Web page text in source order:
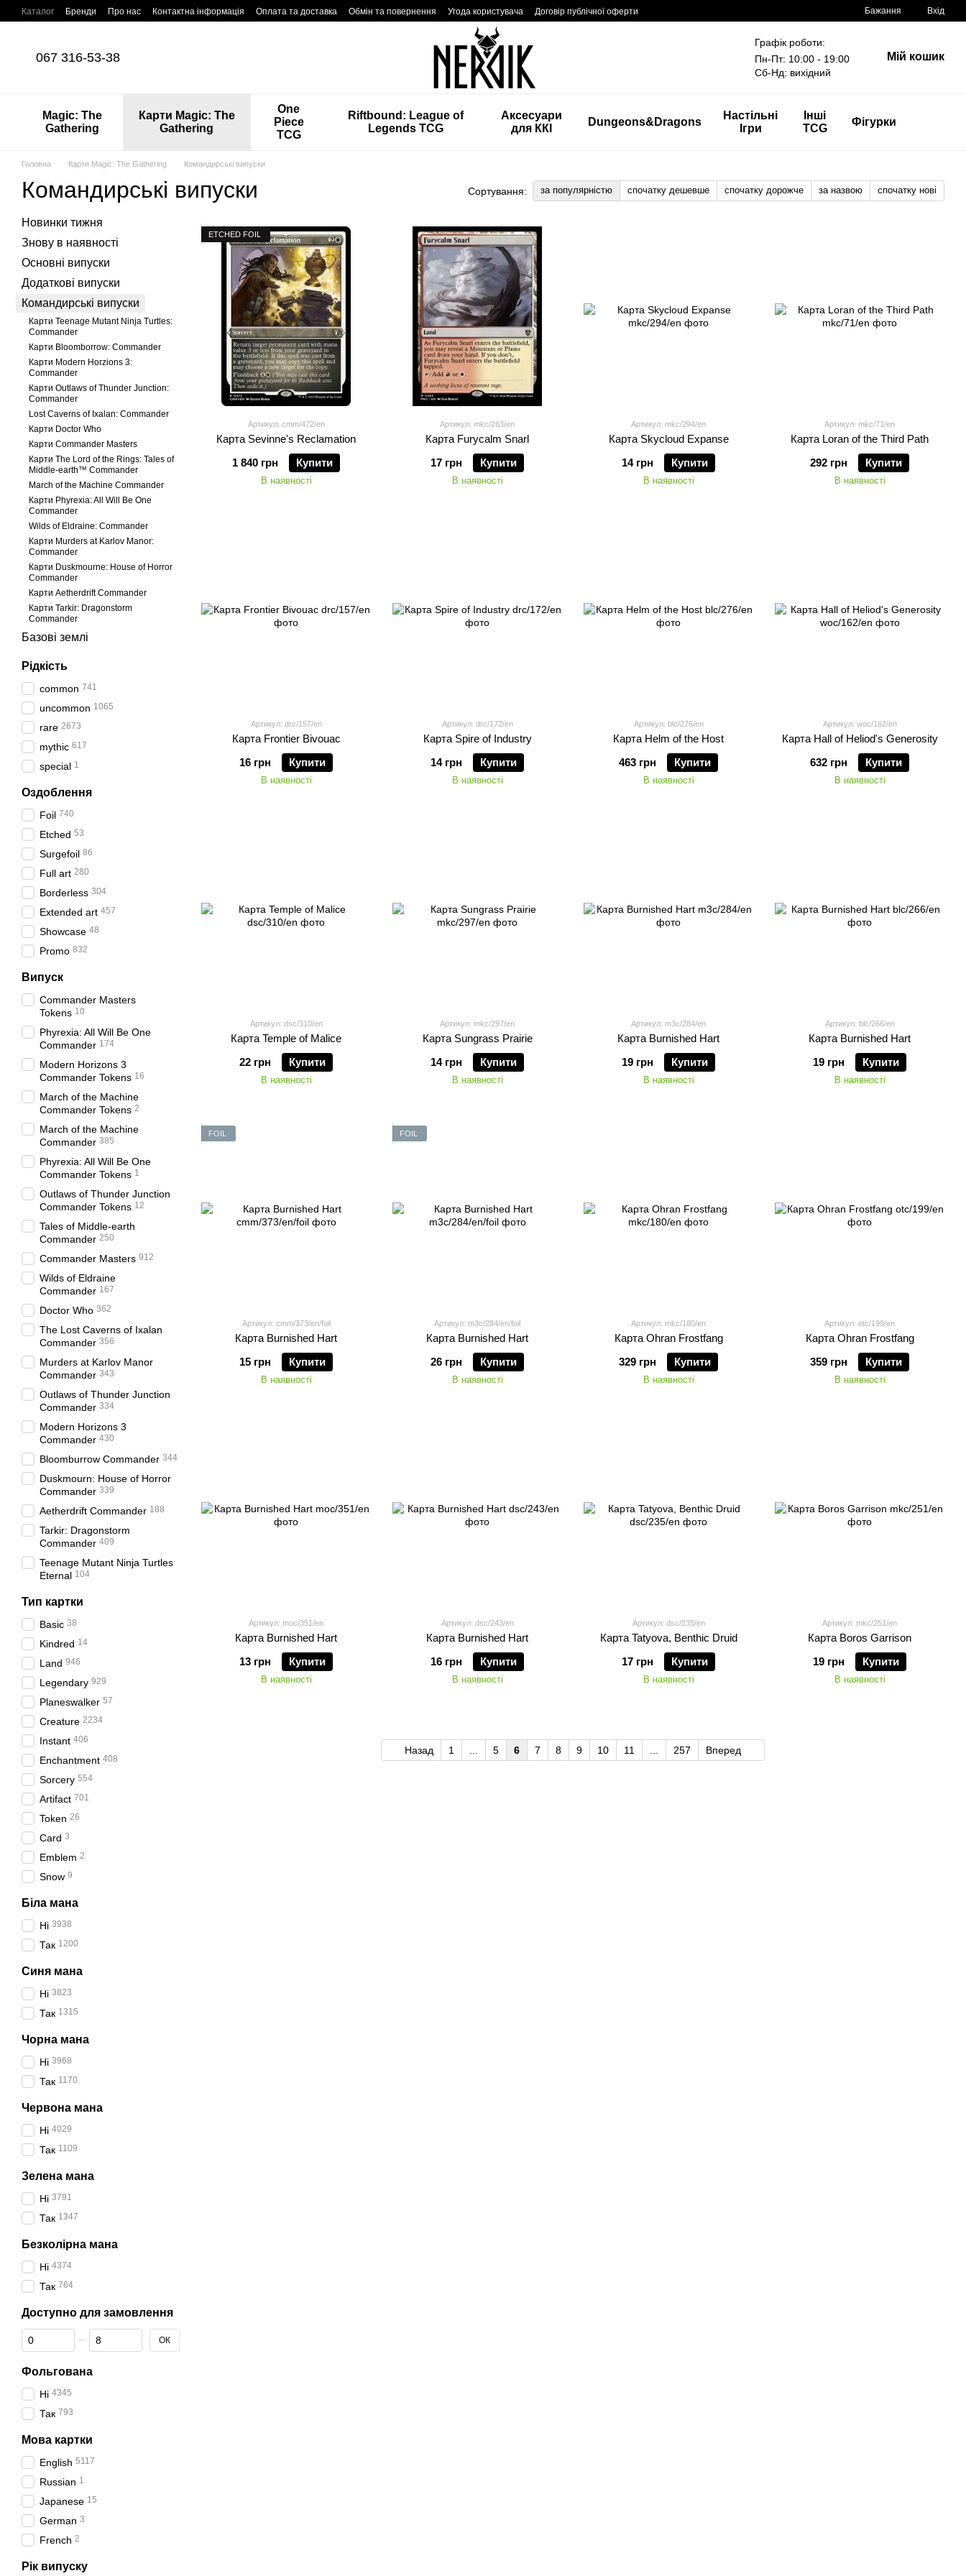
Перейти до основного контенту
Каталог Бренди Про нас Контактна інформація Оплата та доставка Обмін та повернення Угода користувача Договір публічної оферти Бажання Вхід
067 316-53-38
Графік роботи:
Пн-Пт: 10:00 - 19:00
Сб-Нд: вихідний
Мій кошик
Magic: The
Gathering
Карти Magic: The
Gathering
One
Piece
TCG
Riftbound: League of
Legends TCG
Аксесуари
для ККІ
Dungeons&Dragons
Настільні
Ігри
Інші
TCG
Фігурки
Головна Карти Magic: The Gathering Командирські випуски
Командирські випуски Сортування: за популярністю спочатку дешевше спочатку дорожче за назвою спочатку нові
ETCHED FOIL
Артикул: cmm/472/en
Карта Sevinne's Reclamation
1 840 грн
Купити
В наявності
Артикул: mkc/263/en
Карта Furycalm Snarl
17 грн
Купити
В наявності
Артикул: mkc/294/en
Карта Skycloud Expanse
14 грн
Купити
В наявності
Артикул: mkc/71/en
Карта Loran of the Third Path
292 грн
Купити
В наявності
Артикул: drc/157/en
Карта Frontier Bivouac
16 грн
Купити
В наявності
Артикул: drc/172/en
Карта Spire of Industry
14 грн
Купити
В наявності
Артикул: blc/276/en
Карта Helm of the Host
463 грн
Купити
В наявності
Артикул: woc/162/en
Карта Hall of Heliod's Generosity
632 грн
Купити
В наявності
Артикул: dsc/310/en
Карта Temple of Malice
22 грн
Купити
В наявності
Артикул: mkc/297/en
Карта Sungrass Prairie
14 грн
Купити
В наявності
Артикул: m3c/284/en
Карта Burnished Hart
19 грн
Купити
В наявності
Артикул: blc/266/en
Карта Burnished Hart
19 грн
Купити
В наявності
FOIL
Артикул: cmm/373/en/foil
Карта Burnished Hart
15 грн
Купити
В наявності
FOIL
Артикул: m3c/284/en/foil
Карта Burnished Hart
26 грн
Купити
В наявності
Артикул: mkc/180/en
Карта Ohran Frostfang
329 грн
Купити
В наявності
Артикул: otc/199/en
Карта Ohran Frostfang
359 грн
Купити
В наявності
Артикул: moc/351/en
Карта Burnished Hart
13 грн
Купити
В наявності
Артикул: dsc/243/en
Карта Burnished Hart
16 грн
Купити
В наявності
Артикул: dsc/235/en
Карта Tatyova, Benthic Druid
17 грн
Купити
В наявності
Артикул: mkc/251/en
Карта Boros Garrison
19 грн
Купити
В наявності
Назад 1 5 6 7 8 9 10 11 257 Вперед
Новинки тижня
Знову в наявності
Основні випуски
Додаткові випуски
Командирські випуски
Карти Teenage Mutant Ninja Turtles:
Commander
Карти Bloomborrow: Commander
Карти Modern Horzions 3:
Commander
Карти Outlaws of Thunder Junction:
Commander
Lost Caverns of Ixalan: Commander
Карти Doctor Who
Карти Commander Masters
Карти The Lord of the Rings: Tales of
Middle-earth™ Commander
March of the Machine Commander
Карти Phyrexia: All Will Be One
Commander
Wilds of Eldraine: Commander
Карти Murders at Karlov Manor:
Commander
Карти Duskmourne: House of Horror
Commander
Карти Aetherdrift Commander
Карти Tarkir: Dragonstorm
Commander
Базові землі
Рідкість
common 741
uncommon 1065
rare 2673
mythic 617
special 1
Оздоблення
Foil 740
Etched 53
Surgefoil 86
Full art 280
Borderless 304
Extended art 457
Showcase 48
Promo 832
Випуск
Commander Masters
Tokens 10
Phyrexia: All Will Be One
Commander 174
Modern Horizons 3
Commander Tokens 16
March of the Machine
Commander Tokens 2
March of the Machine
Commander 385
Phyrexia: All Will Be One
Commander Tokens 1
Outlaws of Thunder Junction
Commander Tokens 12
Tales of Middle-earth
Commander 250
Commander Masters 912
Wilds of Eldraine
Commander 167
Doctor Who 362
The Lost Caverns of Ixalan
Commander 356
Murders at Karlov Manor
Commander 343
Outlaws of Thunder Junction
Commander 334
Modern Horizons 3
Commander 430
Bloomburrow Commander 344
Duskmourn: House of Horror
Commander 339
Aetherdrift Commander 188
Tarkir: Dragonstorm
Commander 409
Teenage Mutant Ninja Turtles
Eternal 104
Тип картки
Basic 38
Kindred 14
Land 946
Legendary 929
Planeswalker 57
Creature 2234
Instant 406
Enchantment 408
Sorcery 554
Artifact 701
Token 26
Card 3
Emblem 2
Snow 9
Біла мана
Ні 3938
Так 1200
Синя мана
Ні 3823
Так 1315
Чорна мана
Ні 3968
Так 1170
Червона мана
Ні 4029
Так 1109
Зелена мана
Ні 3791
Так 1347
Безколірна мана
Ні 4374
Так 764
Доступно для замовлення
Від Доступно для замовлення
До Доступно для замовлення ОК
Фольгована
Ні 4345
Так 793
Мова картки
English 5117
Russian 1
Japanese 15
German 3
French 2
Рік випуску